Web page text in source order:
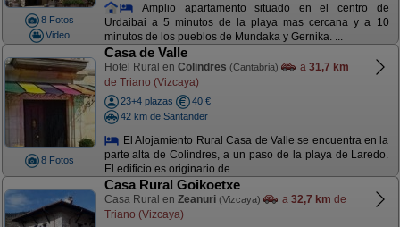
8 Fotos
Video
Amplio apartamento situado en el centro de
Urdaibai a 5 minutos de la playa mas cercana y a 10
minutos de los pueblos de Mundaka y Gernika. ...
8 Fotos
Casa de Valle
Hotel Rural en Colindres (Cantabria) a 31,7 km
de Triano (Vizcaya)
23+4 plazas
40 €
42 km de Santander
El Alojamiento Rural Casa de Valle se encuentra en la
parte alta de Colindres, a un paso de la playa de Laredo.
El edificio es originario de ...
Casa Rural Goikoetxe
Casa Rural en Zeanuri (Vizcaya) a 32,7 km de
Triano (Vizcaya)